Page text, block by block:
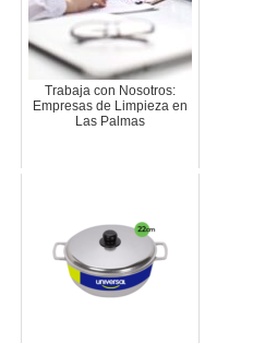
Trabaja con Nosotros:
Empresas de Limpieza en
Las Palmas